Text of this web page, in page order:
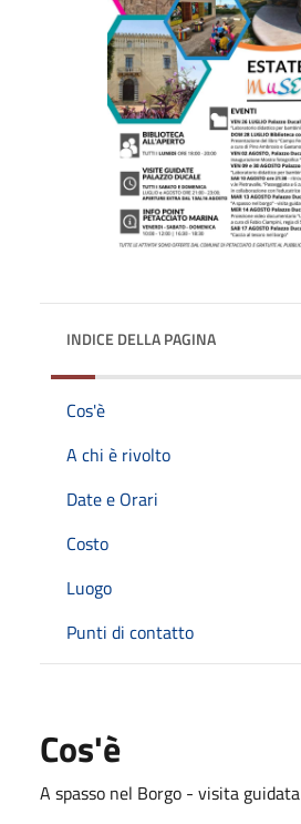
INDICE DELLA PAGINA
Cos'è
A chi è rivolto
Date e Orari
Costo
Luogo
Punti di contatto
Cos'è
A spasso nel Borgo - visita guidata